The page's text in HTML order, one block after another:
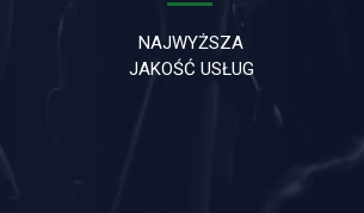
NAJWYŻSZA
JAKOŚĆ USŁUG